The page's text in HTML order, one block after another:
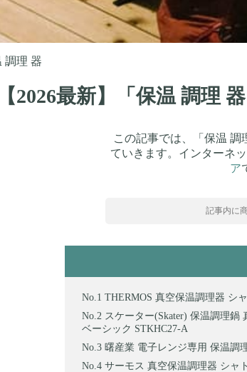
調理 器
【2026最新】「保温 調理
この記事では、「保温
ていきます。インターネ
ア
記事内に
THERMOS 真空保温調理器 シ
スケーター(Skater) 保温調理
ベーシック STKHC27-A
曙産業 電子レンジ専用 保温調
サーモス 真空保温調理器 シャ